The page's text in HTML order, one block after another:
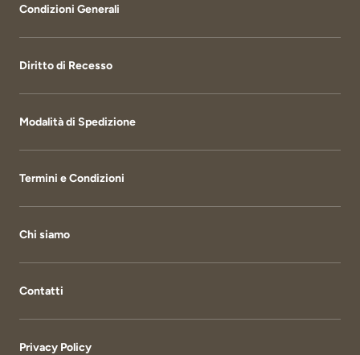
Condizioni Generali
Diritto di Recesso
Modalità di Spedizione
Termini e Condizioni
Chi siamo
Contatti
Privacy Policy